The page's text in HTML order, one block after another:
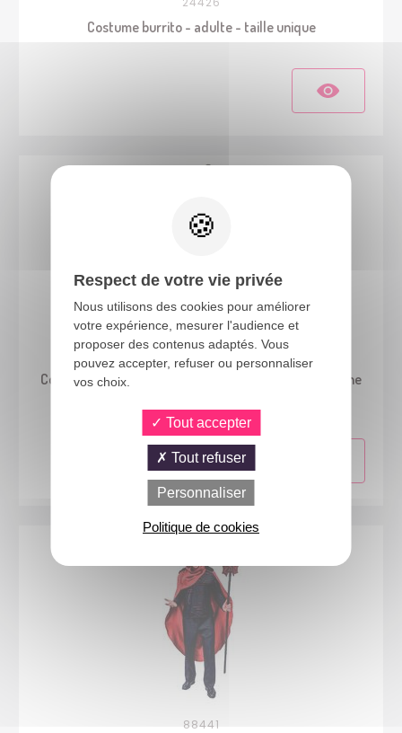
Costume burrito - adulte - taille unique
Costume tutu années 80 - adulte - taille unique - jaune
88441
Respect de votre vie privée
Nous utilisons des cookies pour améliorer
votre expérience, mesurer l'audience et
proposer des contenus adaptés. Vous
pouvez accepter, refuser ou personnaliser
vos choix.
Tout accepter
Tout refuser
Personnaliser
Politique de cookies